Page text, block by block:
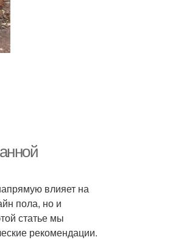
влияет на
пола, но и
статье мы
рекомендации.